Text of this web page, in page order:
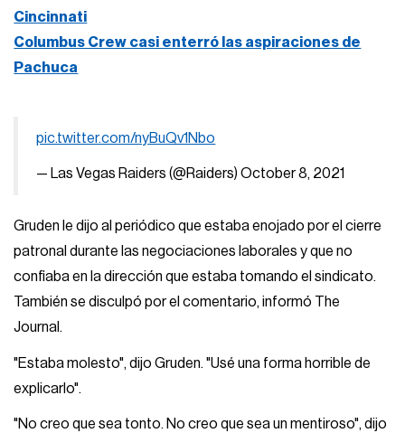
Cincinnati
Columbus Crew casi enterró las aspiraciones de
Pachuca
pic.twitter.com/nyBuQv1Nbo
— Las Vegas Raiders (@Raiders)October 8, 2021
Gruden le dijo al periódico que estaba enojado por el cierre
patronal durante las negociaciones laborales y que no
confiaba en la dirección que estaba tomando el sindicato.
También se disculpó por el comentario, informó The
Journal.
"Estaba molesto", dijo Gruden. "Usé una forma horrible de
explicarlo".
"No creo que sea tonto. No creo que sea un mentiroso", dijo